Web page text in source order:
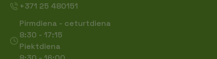
+371 25 480151
Pirmdiena - ceturtdiena
8:30 - 17:15
Piektdiena